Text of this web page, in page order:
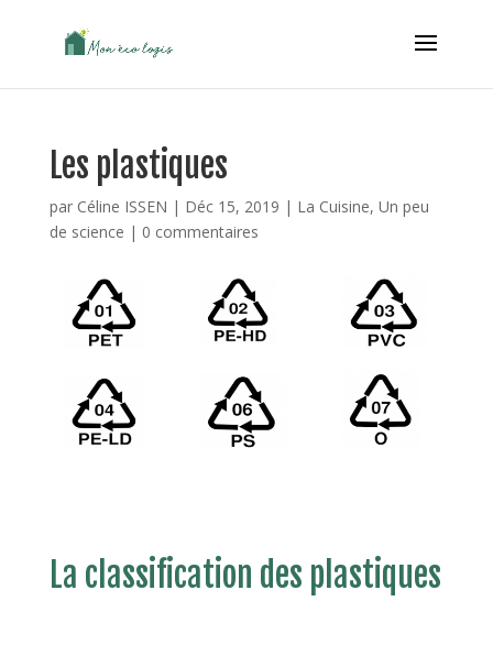
Les plastiques
par Céline ISSEN | Déc 15, 2019 | La Cuisine, Un peu
de science | 0 commentaires
La classification des plastiques